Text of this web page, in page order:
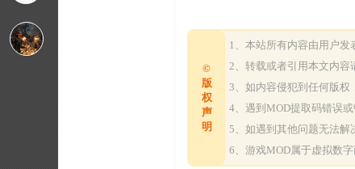
©
版
权
声
明
1、本站所有内容由用户发
2、转载或者引用本文内容
3、如内容侵犯到任何版权
4、遇到MOD提取码错误
5、如遇到其他问题无法解
6、游戏MOD属于虚拟数